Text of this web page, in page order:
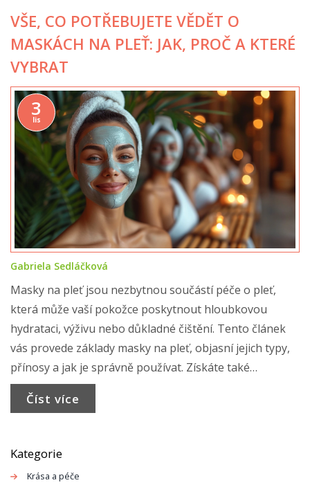
VŠE, CO POTŘEBUJETE VĚDĚT O
MASKÁCH NA PLEŤ: JAK, PROČ A KTERÉ
VYBRAT
3
lis
Gabriela Sedláčková
Masky na pleť jsou nezbytnou součástí péče o pleť,
která může vaší pokožce poskytnout hloubkovou
hydrataci, výživu nebo důkladné čištění. Tento článek
vás provede základy masky na pleť, objasní jejich typy,
přínosy a jak je správně používat. Získáte také
praktické tipy a triky, které vám pomohou najít ideální
masku pro váš typ pleti a dosáhnout tak nejlepších
Číst více
Kategorie
Krása a péče